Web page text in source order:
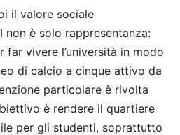
il valore sociale
non è solo rappresentanza:
vivere l’università in modo
di calcio a cinque attivo da
particolare è rivolta
è rendere il quartiere
per gli studenti, soprattutto